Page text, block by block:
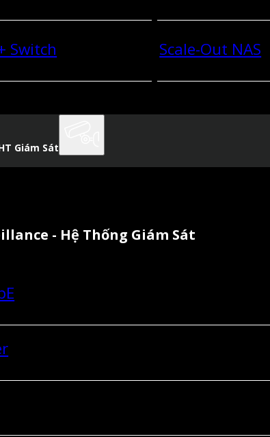
Switch Scale-Out NAS
Giám Sát
- Hệ Thống Giám Sát